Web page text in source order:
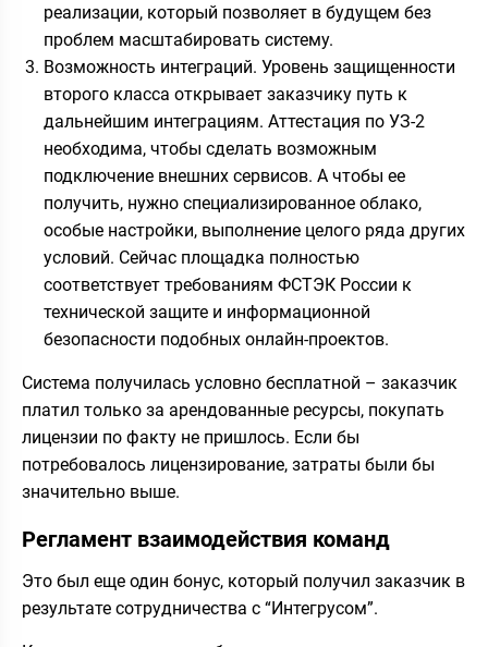
реализации, который позволяет в будущем без
проблем масштабировать систему.
Возможность интеграций. Уровень защищенности
второго класса открывает заказчику путь к
дальнейшим интеграциям. Аттестация по УЗ-2
необходима, чтобы сделать возможным
подключение внешних сервисов. А чтобы ее
получить, нужно специализированное облако,
особые настройки, выполнение целого ряда других
условий. Сейчас площадка полностью
соответствует требованиям ФСТЭК России к
технической защите и информационной
безопасности подобных онлайн-проектов.
Система получилась условно бесплатной – заказчик
платил только за арендованные ресурсы, покупать
лицензии по факту не пришлось. Если бы
потребовалось лицензирование, затраты были бы
значительно выше.
Регламент взаимодействия команд
Это был еще один бонус, который получил заказчик в
результате сотрудничества с “Интегрусом”.